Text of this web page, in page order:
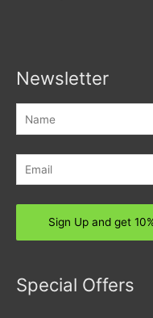
Newsletter
Special Offers